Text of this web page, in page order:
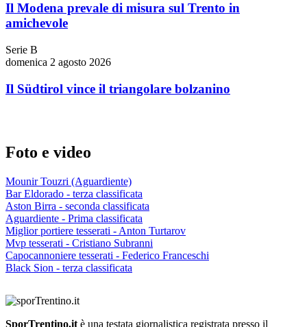
Il Modena prevale di misura sul Trento in
amichevole
Serie B
domenica 2 agosto 2026
Il Südtirol vince il triangolare bolzanino
Foto e video
Mounir Touzri (Aguardiente)
Bar Eldorado - terza classificata
Aston Birra - seconda classificata
Aguardiente - Prima classificata
Miglior portiere tesserati - Anton Turtarov
Mvp tesserati - Cristiano Subranni
Capocannoniere tesserati - Federico Franceschi
Black Sion - terza classificata
SporTrentino.it è una testata giornalistica registrata presso il